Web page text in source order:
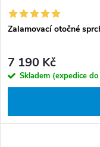
Zalamovací otočné
7 190 Kč
Skladem (expedice